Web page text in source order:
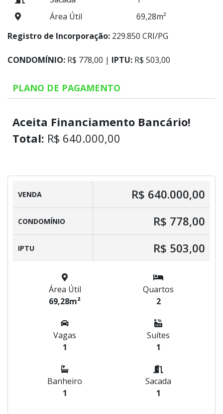
Área Útil
69,28m²
Registro de Incorporação: 229.850 CRI/PG
CONDOMÍNIO: R$ 778,00 | IPTU: R$ 503,00
PLANO DE PAGAMENTO
Aceita Financiamento Bancário!
Total: R$ 640.000,00
VENDA R$ 640.000,00
CONDOMÍNIO R$ 778,00
IPTU R$ 503,00
Área Útil
69,28m²
Quartos
2
Vagas
1
Suítes
1
Banheiro
1
Sacada
1